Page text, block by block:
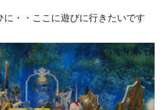
に・・ここに遊びに行きたいです